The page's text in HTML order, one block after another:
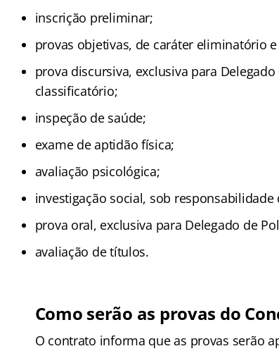
inscrição preliminar;
provas objetivas, de caráter eliminatório
prova discursiva, exclusiva para
classificatório;
inspeção de saúde;
exame de aptidão física;
avaliação psicológica;
investigação social, sob responsabilidade
prova oral, exclusiva para Delegado de
avaliação de títulos.
Como serão as provas do
O contrato informa que as provas serão